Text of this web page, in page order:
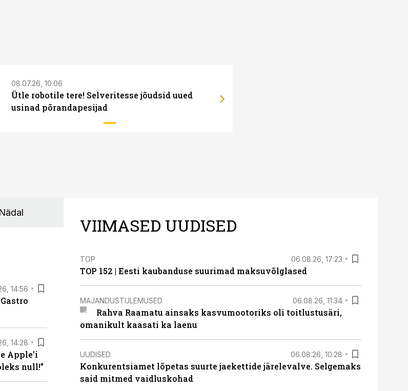
08.07.26, 10:06
Ütle robotile tere! Selveritesse jõudsid uued
usinad põrandapesijad
Nädal
14:56
14:28
Apple’i
null!”
VIIMASED UUDISED
TOP 06.08.26, 17:23
TOP 152 | Eesti kaubanduse suurimad maksuvõlglased
MAJANDUSTULEMUSED 06.08.26, 11:34
Rahva Raamatu ainsaks kasvumootoriks oli toitlustusäri,
omanikult kaasati ka laenu
UUDISED 06.08.26, 10:28
Konkurentsiamet lõpetas suurte jaekettide järelevalve. Selgemaks
said mitmed vaidluskohad